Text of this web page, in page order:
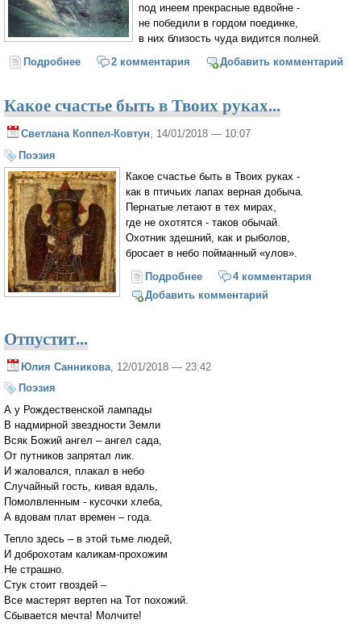
под инеем прекрасные вдвойне -
не победили в гордом поединке,
в них близость чуда видится полней.
Подробнее о А я люблю, когда светло и грустно...
2 комментария Добавить комментарий
Какое счастье быть в Твоих руках...
Светлана Коппел-Ковтун , 14/01/2018 — 10:07
Поэзия
Какое счастье быть в Твоих руках -
как в птичьих лапах верная добыча.
Пернатые летают в тех мирах,
где не охотятся - таков обычай.
Охотник здешний, как и рыболов,
бросает в небо пойманный «улов».
Подробнее о Какое счастье быть в Твоих
руках...
4 комментария
Добавить комментарий
Отпустит...
Юлия Санникова , 12/01/2018 — 23:42
Поэзия
А у Рождественской лампады
В надмирной звездности Земли
Всяк Божий ангел – ангел сада,
От путников запрятал лик.
И жаловался, плакал в небо
Случайный гость, кивая вдаль,
Помолвленным - кусочки хлеба,
А вдовам плат времен – года.
Тепло здесь – в этой тьме людей,
И доброхотам каликам-прохожим
Не страшно.
Стук стоит гвоздей –
Все мастерят вертеп на Тот похожий.
Сбывается мечта! Молчите!